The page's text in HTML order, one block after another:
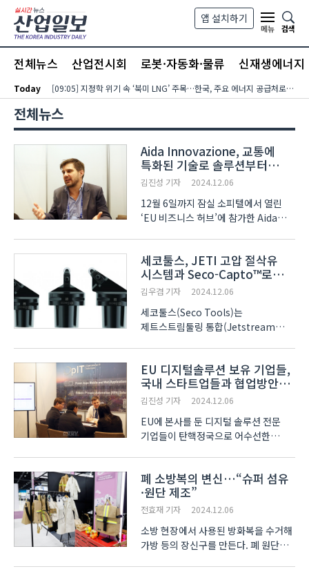
본문 바로가기
앱 설치하기
메뉴
검색
전체뉴스 산업전시회 로봇·자동화·물류 신재생에너지
Today [09:05] 지정학 위기 속 ‘북미 LNG’ 주목…한국, 주요 에너지 공급처로 확보해야
전체뉴스
Aida Innovazione, 교통에
특화된 기술로 솔루션부터
컨설팅까지 제공
김진성 기자 2024.12.06
12월 6일까지 잠실 소피텔에서 열린
‘EU 비즈니스 허브’에 참가한 Aida
그동안 자국인 이탈리아 내에서만
사업을 진행하다가 이번 프로그램을
통해 해외 시장으로의 진출..
세코툴스, JETI 고압 절삭유
시스템과 Seco-Capto™로
생산성 확대
김우겸 기자 2024.12.06
세코툴스(Seco Tools)는
제트스트림툴링 통합(Jetstream
포지티브 터닝 인서트의 생산성을
향상시키는 솔루션을 제공한다. JETI
고압 절삭유 시스템은 난삭재의
프로파일링과 포켓..
EU 디지털솔루션 보유 기업들,
국내 스타트업들과 협업방안
모색
김진성 기자 2024.12.06
EU에 본사를 둔 디지털 솔루션 전문
기업들이 탄핵정국으로 어수선한
자리가 마련됐다. EU Business
Hub(이하 ‘EU 비즈니스 허브’)
프로그램은 제1회 전시상담회 Digital
So..
폐 소방복의 변신…“슈퍼 섬유
·원단 제조”
전효재 기자 2024.12.06
소방 현장에서 사용된 방화복을 수거해
가방 등의 장신구를 만든다. 폐 원단을